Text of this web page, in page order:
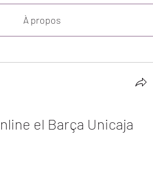
À propos
el Barça Unicaja